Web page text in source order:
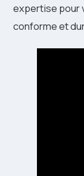
expertise pour
conforme et